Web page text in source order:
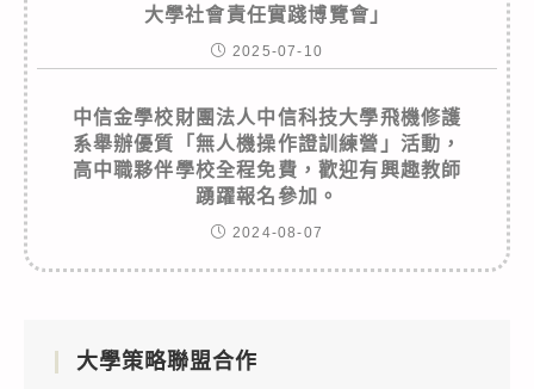
大學社會責任實踐博覽會」
2025-07-10
中信金學校財團法人中信科技大學飛機修護
系舉辦優質「無人機操作證訓練營」活動，
高中職夥伴學校全程免費，歡迎有興趣教師
踴躍報名參加。
2024-08-07
大學策略聯盟合作